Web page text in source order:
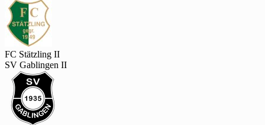
FC Stätzling II
SV Gablingen II